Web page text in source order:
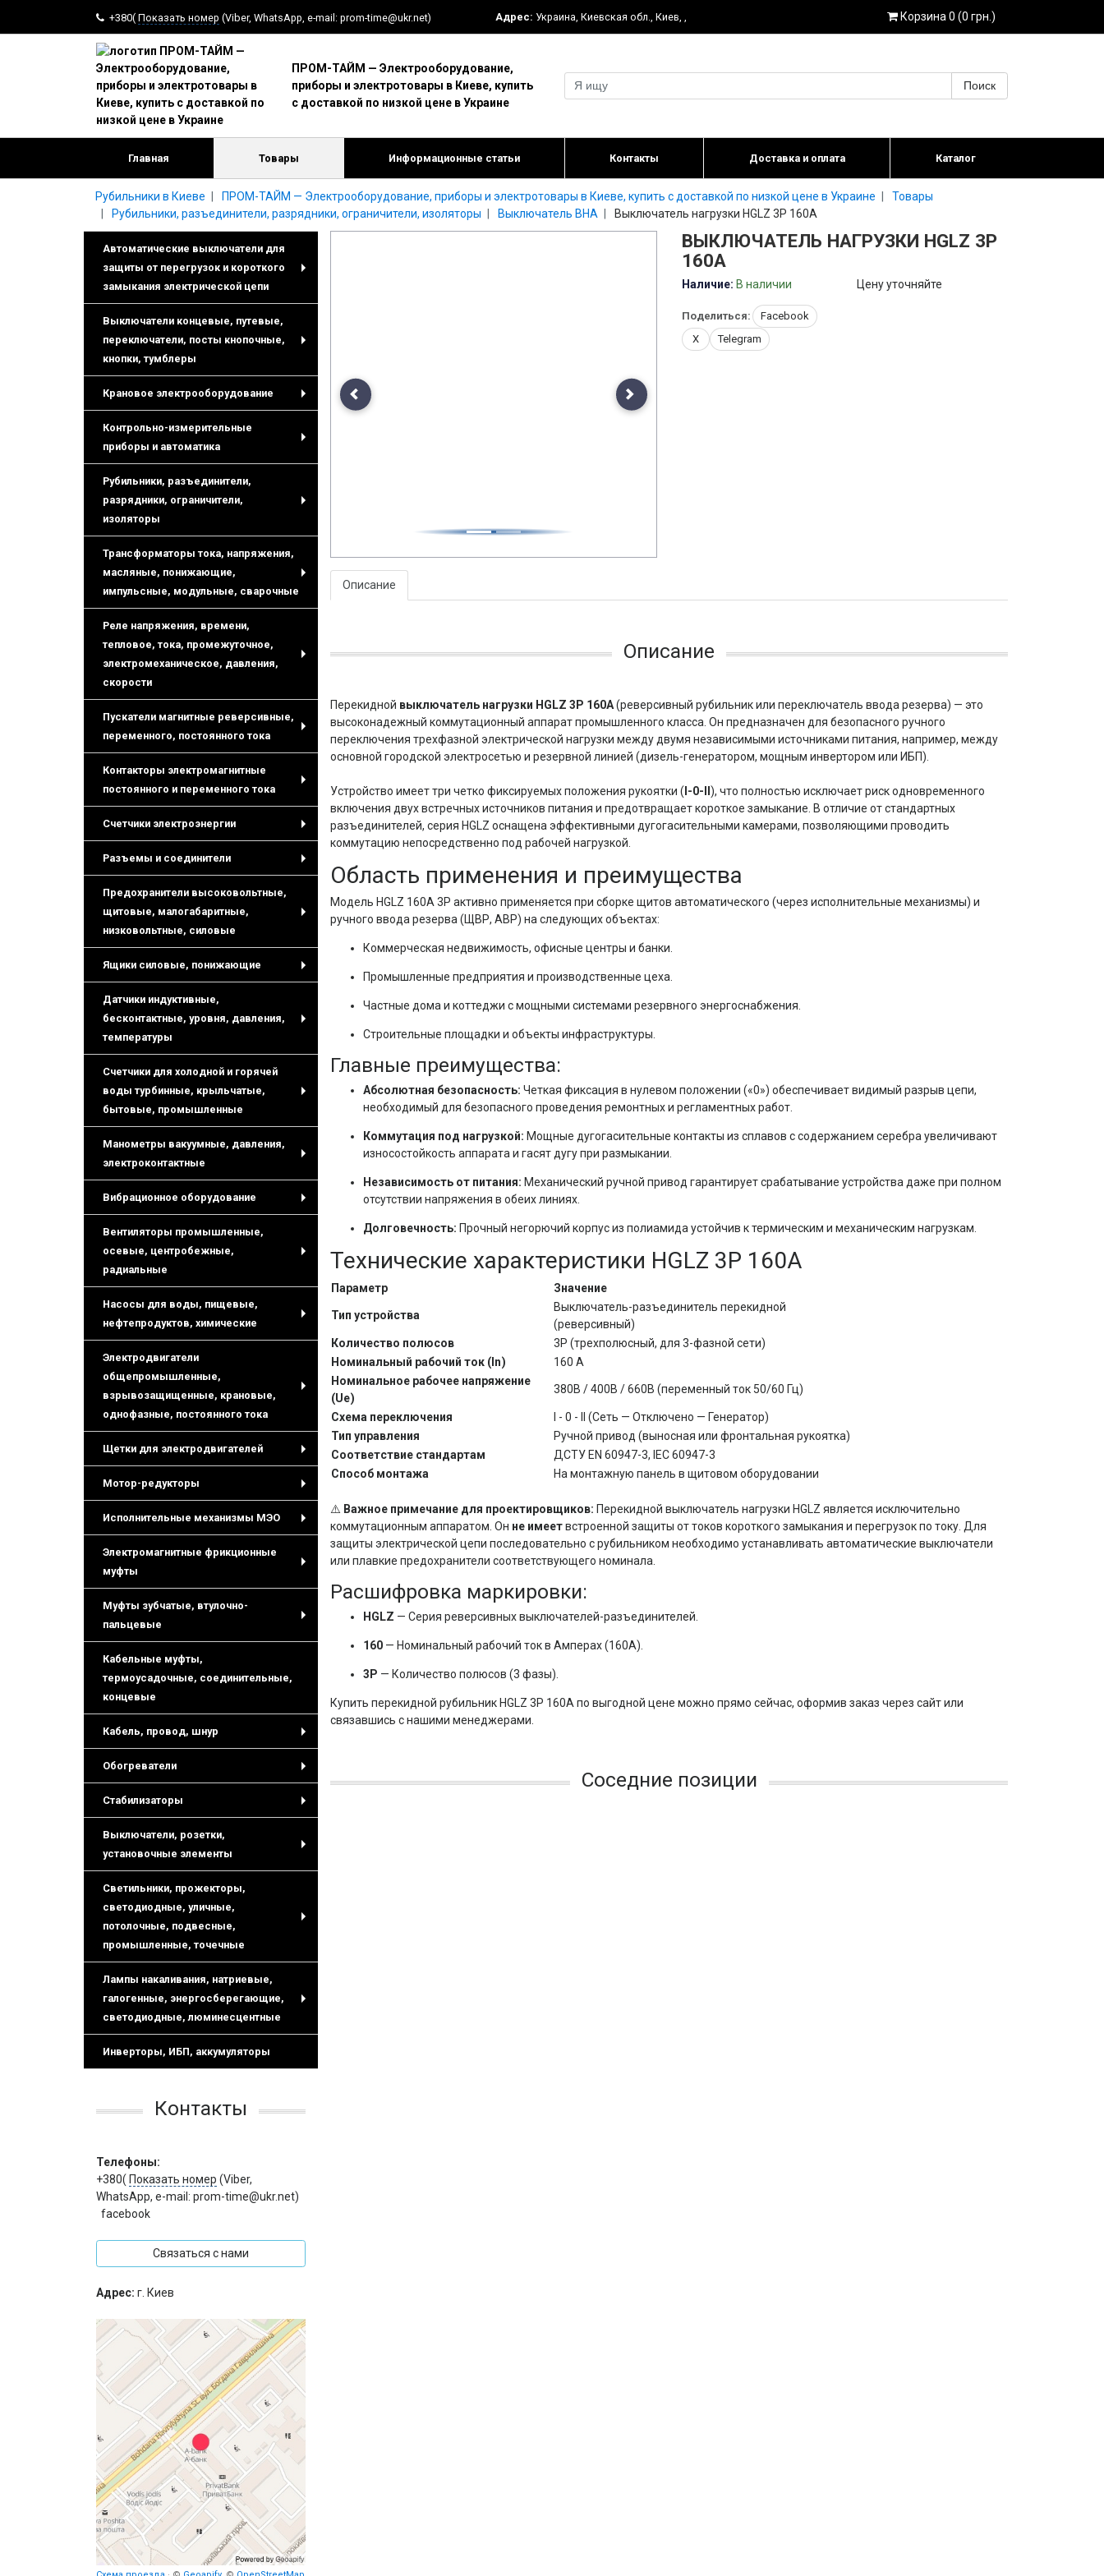
+380( Показать номер (Viber, WhatsApp, e-mail: prom-time@ukr.net) Адрес: Украина Киевская обл. Киев Корзина 0 (0 грн.)
ПРОМ-ТАЙМ — Электрооборудование,
приборы и электротовары в Киеве, купить
с доставкой по низкой цене в Украине
Поиск
Главная Товары Информационные статьи Контакты Доставка и оплата Каталог
Рубильники в Киеве ПРОМ-ТАЙМ — Электрооборудование, приборы и электротовары в Киеве, купить с доставкой по низкой цене в Украине
Товары
Рубильники, разъединители, разрядники, ограничители, изоляторы
Выключатель ВНА Выключатель нагрузки HGLZ 3P 160А
Автоматические выключатели для
защиты от перегрузок и короткого
замыкания электрической цепи
Выключатели концевые, путевые,
переключатели, посты кнопочные,
кнопки, тумблеры
Крановое электрооборудование
Контрольно-измерительные
приборы и автоматика
Рубильники, разъединители,
разрядники, ограничители,
изоляторы
Трансформаторы тока, напряжения,
масляные, понижающие,
импульсные, модульные, сварочные
Реле напряжения, времени,
тепловое, тока, промежуточное,
электромеханическое, давления,
скорости
Пускатели магнитные реверсивные,
переменного, постоянного тока
Контакторы электромагнитные
постоянного и переменного тока
Счетчики электроэнергии
Разъемы и соединители
Предохранители высоковольтные,
щитовые, малогабаритные,
низковольтные, силовые
Ящики силовые, понижающие
Датчики индуктивные,
бесконтактные, уровня, давления,
температуры
Счетчики для холодной и горячей
воды турбинные, крыльчатые,
бытовые, промышленные
Манометры вакуумные, давления,
электроконтактные
Вибрационное оборудование
Вентиляторы промышленные,
осевые, центробежные,
радиальные
Насосы для воды, пищевые,
нефтепродуктов, химические
Электродвигатели
общепромышленные,
взрывозащищенные, крановые,
однофазные, постоянного тока
Щетки для электродвигателей
Мотор-редукторы
Исполнительные механизмы МЭО
Электромагнитные фрикционные
муфты
Муфты зубчатые, втулочно-
пальцевые
Кабельные муфты,
термоусадочные, соединительные,
концевые
Кабель, провод, шнур
Обогреватели
Стабилизаторы
Выключатели, розетки,
установочные элементы
Светильники, прожекторы,
светодиодные, уличные,
потолочные, подвесные,
промышленные, точечные
Лампы накаливания, натриевые,
галогенные, энергосберегающие,
светодиодные, люминесцентные
Инверторы, ИБП, аккумуляторы
Контакты
Телефоны:
+380( Показать номер (Viber,
WhatsApp, e-mail: prom-time@ukr.net)
facebook
Связаться с нами
Адрес: г. Киев
Previous Next
ВЫКЛЮЧАТЕЛЬ НАГРУЗКИ HGLZ 3P
160А
Наличие: В наличии
Поделиться:
Facebook
X
Telegram
Цену уточняйте
Описание
Описание
Перекидной выключатель нагрузки HGLZ 3P 160А(реверсивный рубильник или переключатель ввода резерва) — это
высоконадежный коммутационный аппарат промышленного класса. Он предназначен для безопасного ручного
переключения трехфазной электрической нагрузки между двумя независимыми источниками питания, например, между
основной городской электросетью и резервной линией (дизель-генератором, мощным инвертором или ИБП).
Устройство имеет три четко фиксируемых положения рукоятки ( I-0-II ), что полностью исключает риск одновременного
включения двух встречных источников питания и предотвращает короткое замыкание. В отличие от стандартных
разъединителей, серия HGLZ оснащена эффективными дугогасительными камерами, позволяющими проводить
коммутацию непосредственно под рабочей нагрузкой.
Область применения и преимущества
Модель HGLZ 160А 3P активно применяется при сборке щитов автоматического (через исполнительные механизмы) и
ручного ввода резерва (ЩВР, АВР) на следующих объектах:
Коммерческая недвижимость, офисные центры и банки.
Промышленные предприятия и производственные цеха.
Частные дома и коттеджи с мощными системами резервного энергоснабжения.
Строительные площадки и объекты инфраструктуры.
Главные преимущества:
Абсолютная безопасность: Четкая фиксация в нулевом положении («0») обеспечивает видимый разрыв цепи,
необходимый для безопасного проведения ремонтных и регламентных работ.
Коммутация под нагрузкой: Мощные дугогасительные контакты из сплавов с содержанием серебра увеличивают
износостойкость аппарата и гасят дугу при размыкании.
Независимость от питания: Механический ручной привод гарантирует срабатывание устройства даже при полном
отсутствии напряжения в обеих линиях.
Долговечность: Прочный негорючий корпус из полиамида устойчив к термическим и механическим нагрузкам.
Технические характеристики HGLZ 3P 160А
Параметр Значение
Тип устройства
Выключатель-разъединитель перекидной
(реверсивный)
Количество полюсов
3P (трехполюсный, для 3-фазной сети)
Номинальный рабочий ток ( n)
160 А
Номинальное рабочее напряжение
(Ue)
380В / 400В / 660В (переменный ток 50/60 Гц)
Схема переключения
I - 0 - II (Сеть — Отключено — Генератор)
Тип управления
Ручной привод (выносная или фронтальная рукоятка)
Соответствие стандартам
ДСТУ EN 60947-3, IEC 60947-3
Способ монтажа
На монтажную панель в щитовом оборудовании
⚠️ Важное примечание для проектировщиков: Перекидной выключатель нагрузки HGLZ является исключительно
коммутационным аппаратом. Он не имеетвстроенной защиты от токов короткого замыкания и перегрузок по току. Для
защиты электрической цепи последовательно с рубильником необходимо устанавливать автоматические выключатели
или плавкие предохранители соответствующего номинала.
Расшифровка маркировки:
HGLZ — Серия реверсивных выключателей-разъединителей.
160 — Номинальный рабочий ток в Амперах (160А).
3P — Количество полюсов (3 фазы).
Купить перекидной рубильник HGLZ 3P 160А по выгодной цене можно прямо сейчас, оформив заказ через сайт или
связавшись с нашими менеджерами.
Соседние позиции